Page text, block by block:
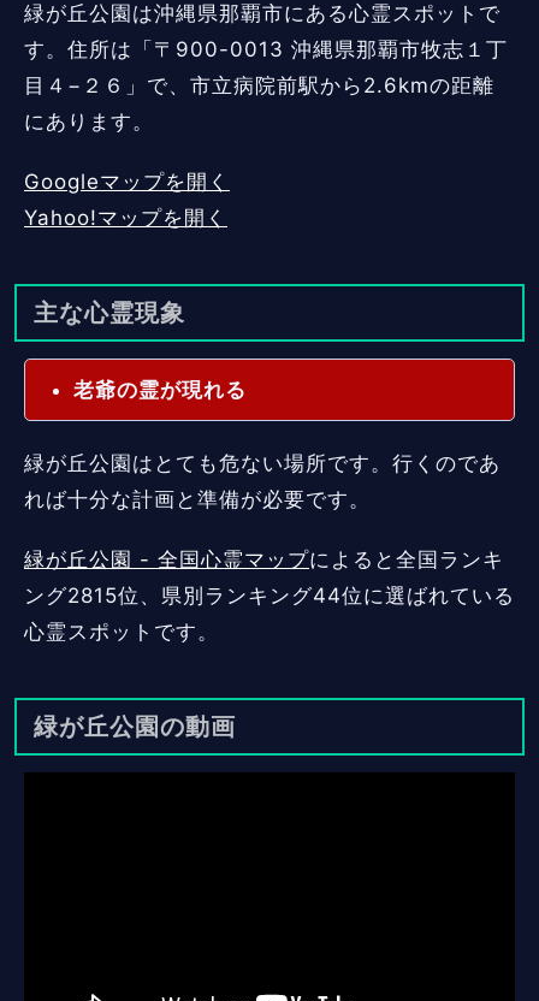
緑が丘公園は沖縄県那覇市にある心霊スポットで
す。住所は「〒900-0013 沖縄県那覇市牧志１丁
目４−２６」で、市立病院前駅から2.6kmの距離
にあります。
Googleマップを開く
Yahoo!マップを開く
主な心霊現象
老爺の霊が現れる
緑が丘公園はとても危ない場所です。行くのであ
れば十分な計画と準備が必要です。
緑が丘公園 - 全国心霊マップによると全国ランキ
ング2815位、県別ランキング44位に選ばれている
心霊スポットです。
緑が丘公園の動画